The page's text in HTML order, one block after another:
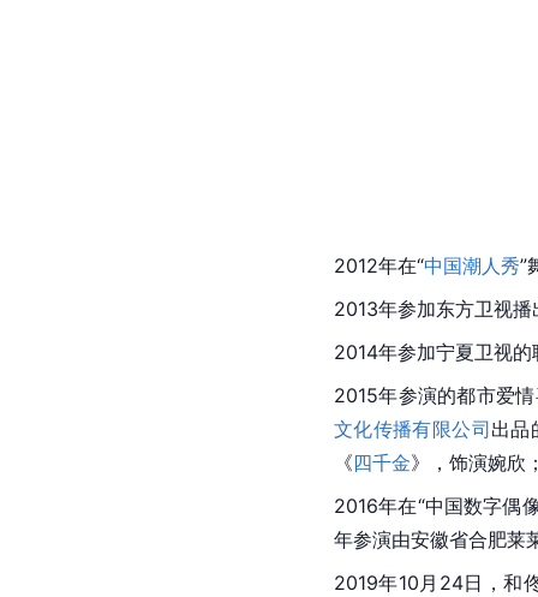
2012年在“中国潮人秀”
2013年参加东方卫视播
2014年参加宁夏卫视的
2015年参演的都市爱
文化传播有限公司出品
《四千金》，饰演婉欣
2016年在“中国数字偶
年参演由安徽省合肥莱
2019年10月24日，和